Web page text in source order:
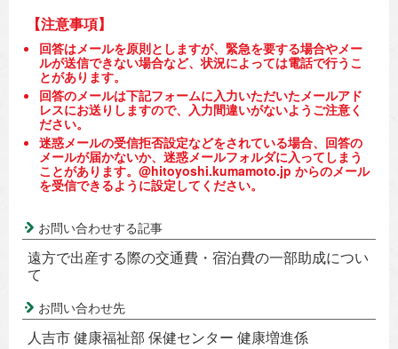
【注意事項】
回答はメールを原則としますが、緊急を要する場合やメー
ルが送信できない場合など、状況によっては電話で行うこ
とがあります。
回答のメールは下記フォームに入力いただいたメールアド
レスにお送りしますので、入力間違いがないようご注意く
ださい。
迷惑メールの受信拒否設定などをされている場合、回答の
メールが届かないか、迷惑メールフォルダに入ってしまう
ことがあります。@hitoyoshi.kumamoto.jp からのメール
を受信できるように設定してください。
お問い合わせする記事
遠方で出産する際の交通費・宿泊費の一部助成につい
て
お問い合わせ先
人吉市 健康福祉部 保健センター 健康増進係